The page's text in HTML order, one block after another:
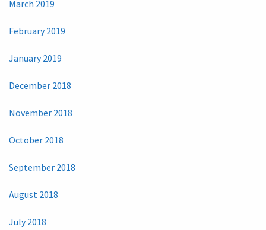
March 2019
February 2019
January 2019
December 2018
November 2018
October 2018
September 2018
August 2018
July 2018